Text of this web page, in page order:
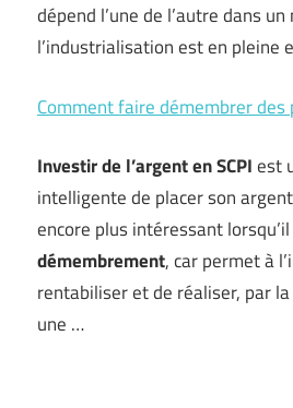
dépend l’une de l’autre dans
l’industrialisation est en pleine
Comment faire démembrer des
Investir de l’argent en SCPIest
intelligente de placer son
encore plus intéressant lorsqu’il
démembrement, car permet à
rentabiliser et de réaliser, par
une …